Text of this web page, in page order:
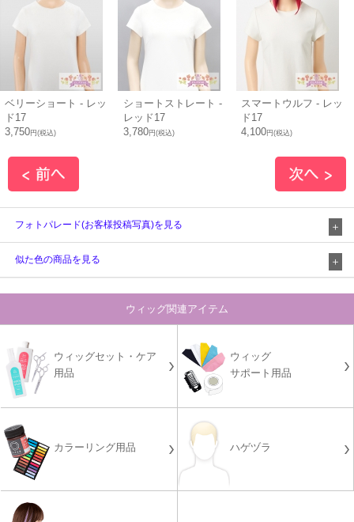
ベリーショート - レッ
ド17
3,750円(税込)
ショートストレート -
レッド17
3,780円(税込)
スマートウルフ - レッ
ド17
4,100円(税込)
フォトパレード(お客様投稿写真)を見る
似た色の商品を見る
ウィッグ関連アイテム
ウィッグセット・ケア
用品
ウィッグ
サポート用品
カラーリング用品 ハゲヅラ